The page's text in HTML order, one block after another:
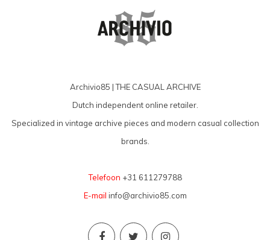
Archivio85 | THE CASUAL ARCHIVE
Dutch independent online retailer.
Specialized in vintage archive pieces and modern casual collection
brands.
Telefoon +31 611279788
E-mail info@archivio85.com